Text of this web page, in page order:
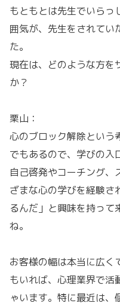
もともとは先生でいらっ
囲気が、先生をされてい
た。
現在は、どのような方を
か？
栗山：
心のブロック解除という
でもあるので、学びの入
自己啓発やコーチング、
ざまな心の学びを経験さ
るんだ」と興味を持って
ね。
お客様の幅は本当に広く
もいれば、心理業界で活
ゃいます。特に最近は、